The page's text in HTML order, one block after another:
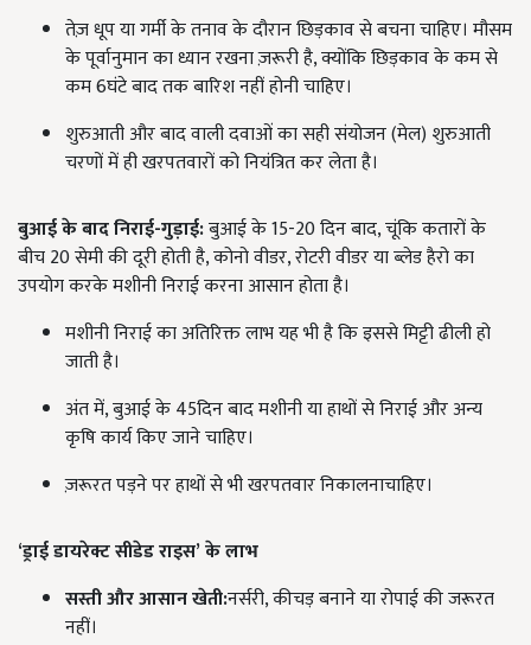
तेज़ धूप या गर्मी के तनाव के दौरान छिड़काव से बचना चाहिए। मौसम
के पूर्वानुमान का ध्यान रखना ज़रूरी है, क्योंकि छिड़काव के कम से
कम 6घंटे बाद तक बारिश नहीं होनी चाहिए।
शुरुआती और बाद वाली दवाओं का सही संयोजन (मेल) शुरुआती
चरणों में ही खरपतवारों को नियंत्रित कर लेता है।
बुआई के बाद निराई-गुड़ाई:बुआई के 15-20 दिन बाद, चूंकि कतारों के
बीच 20 सेमी की दूरी होती है, कोनो वीडर, रोटरी वीडर या ब्लेड हैरो का
उपयोग करके मशीनी निराई करना आसान होता है।
मशीनी निराई का अतिरिक्त लाभ यह भी है कि इससे मिट्टी ढीली हो
जाती है।
अंत में, बुआई के 45दिन बाद मशीनी या हाथों से निराई और अन्य
कृषि कार्य किए जाने चाहिए।
ज़रूरत पड़ने पर हाथों से भी खरपतवार निकालनाचाहिए।
‘ड्राई डायरेक्ट सीडेड राइस’के लाभ
सस्ती और आसान खेती:नर्सरी, कीचड़ बनाने या रोपाई की जरूरत
नहीं।